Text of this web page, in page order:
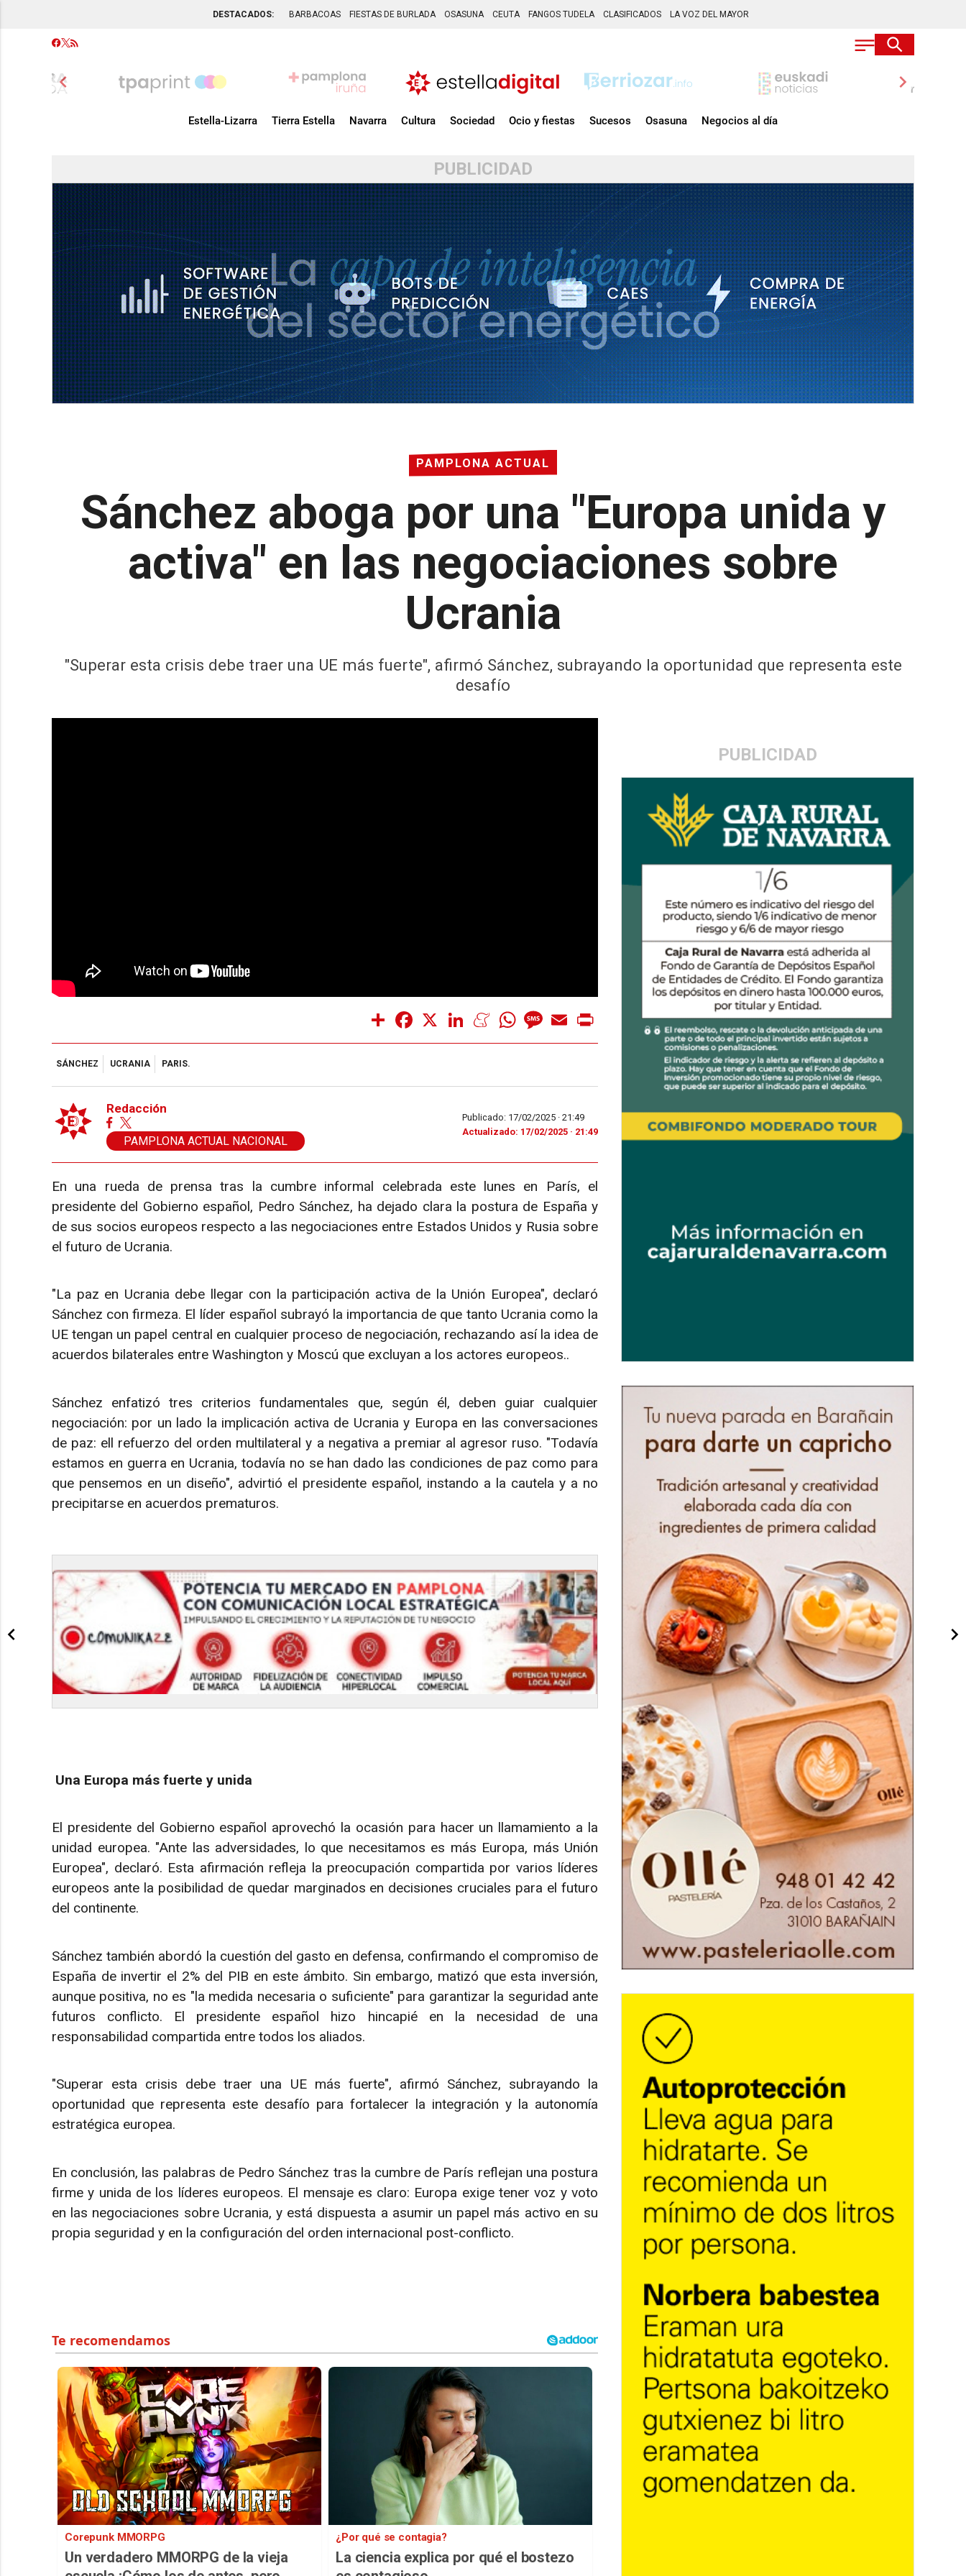
DESTACADOS: BARBACOAS FIESTAS DE BURLADA OSASUNA CEUTA FANGOS TUDELA CLASIFICADOS LA VOZ DEL MAYOR
chevron_left chevron_right
Estella-Lizarra Tierra Estella Navarra Cultura Sociedad Ocio y fiestas Sucesos Osasuna Negocios al día
PUBLICIDAD
PAMPLONA ACTUAL
Sánchez aboga por una "Europa unida y
activa" en las negociaciones sobre
Ucrania
"Superar esta crisis debe traer una UE más fuerte", afirmó Sánchez, subrayando la oportunidad que representa este
desafío
PUBLICIDAD
Share Facebook LinkedInMeneameWhatsAppMessage
Email
SÁNCHEZ UCRANIA PARIS.
Redacción
PAMPLONA ACTUAL NACIONAL
Publicado: 17/02/2025 · 21:49
Actualizado: 17/02/2025 · 21:49
En una rueda de prensa tras la cumbre informal celebrada este lunes en París, el
presidente del Gobierno español, Pedro Sánchez, ha dejado clara la postura de España y
de sus socios europeos respecto a las negociaciones entre Estados Unidos y Rusia sobre
el futuro de Ucrania.
"La paz en Ucrania debe llegar con la participación activa de la Unión Europea", declaró
Sánchez con firmeza. El líder español subrayó la importancia de que tanto Ucrania como la
UE tengan un papel central en cualquier proceso de negociación, rechazando así la idea de
acuerdos bilaterales entre Washington y Moscú que excluyan a los actores europeos..
Sánchez enfatizó tres criterios fundamentales que, según él, deben guiar cualquier
negociación: por un lado la implicación activa de Ucrania y Europa en las conversaciones
de paz: ell refuerzo del orden multilateral y a negativa a premiar al agresor ruso. "Todavía
estamos en guerra en Ucrania, todavía no se han dado las condiciones de paz como para
que pensemos en un diseño", advirtió el presidente español, instando a la cautela y a no
precipitarse en acuerdos prematuros.
Una Europa más fuerte y unida
El presidente del Gobierno español aprovechó la ocasión para hacer un llamamiento a la
unidad europea. "Ante las adversidades, lo que necesitamos es más Europa, más Unión
Europea", declaró. Esta afirmación refleja la preocupación compartida por varios líderes
europeos ante la posibilidad de quedar marginados en decisiones cruciales para el futuro
del continente.
Sánchez también abordó la cuestión del gasto en defensa, confirmando el compromiso de
España de invertir el 2% del PIB en este ámbito. Sin embargo, matizó que esta inversión,
aunque positiva, no es "la medida necesaria o suficiente" para garantizar la seguridad ante
futuros conflicto. El presidente español hizo hincapié en la necesidad de una
responsabilidad compartida entre todos los aliados.
"Superar esta crisis debe traer una UE más fuerte", afirmó Sánchez, subrayando la
oportunidad que representa este desafío para fortalecer la integración y la autonomía
estratégica europea.
En conclusión, las palabras de Pedro Sánchez tras la cumbre de París reflejan una postura
firme y unida de los líderes europeos. El mensaje es claro: Europa exige tener voz y voto
en las negociaciones sobre Ucrania, y está dispuesta a asumir un papel más activo en su
propia seguridad y en la configuración del orden internacional post-conflicto.
Corepunk MMORPG
Un verdadero MMORPG de la vieja
¿Por qué se contagia?
La ciencia explica por qué el bostezo